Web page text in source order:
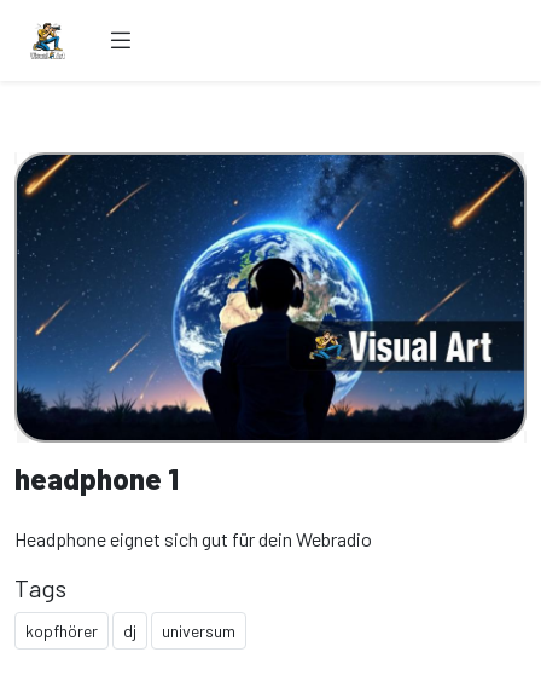
headphone 1
Headphone eignet sich gut für dein Webradio
Tags
kopfhörer dj universum